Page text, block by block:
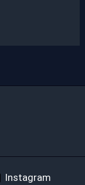
Instagram